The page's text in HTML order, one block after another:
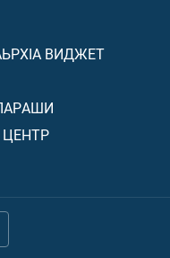
ВИДЖЕТ